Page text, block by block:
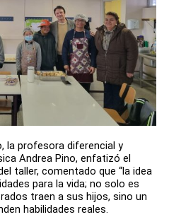
la profesora diferencial y
Andrea Pino, enfatizó el
taller, comentado que “la idea
para la vida; no solo es
traen a sus hijos, sino un
habilidades reales.